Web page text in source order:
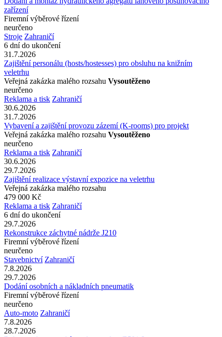
zařízení
Firemní výběrové řízení
neurčeno
Stroje Zahraničí
6 dní do ukončení
31.7.2026
Zajištění personálu (hosts/hostesses) pro obsluhu na knižním
veletrhu
Veřejná zakázka malého rozsahu Vysoutěženo
neurčeno
Reklama a tisk Zahraničí
30.6.2026
31.7.2026
Vybavení a zajištění provozu zázemí (K-rooms) pro projekt
Veřejná zakázka malého rozsahu Vysoutěženo
neurčeno
Reklama a tisk Zahraničí
30.6.2026
29.7.2026
Zajištění realizace výstavní expozice na veletrhu
Veřejná zakázka malého rozsahu
479 000 Kč
Reklama a tisk Zahraničí
6 dní do ukončení
29.7.2026
Rekonstrukce záchytné nádrže J210
Firemní výběrové řízení
neurčeno
Stavebnictví Zahraničí
7.8.2026
29.7.2026
Dodání osobních a nákladních pneumatik
Firemní výběrové řízení
neurčeno
Auto-moto Zahraničí
7.8.2026
28.7.2026